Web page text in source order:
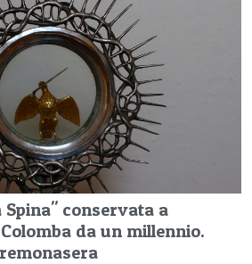
Spina" conservata a
da un millennio.